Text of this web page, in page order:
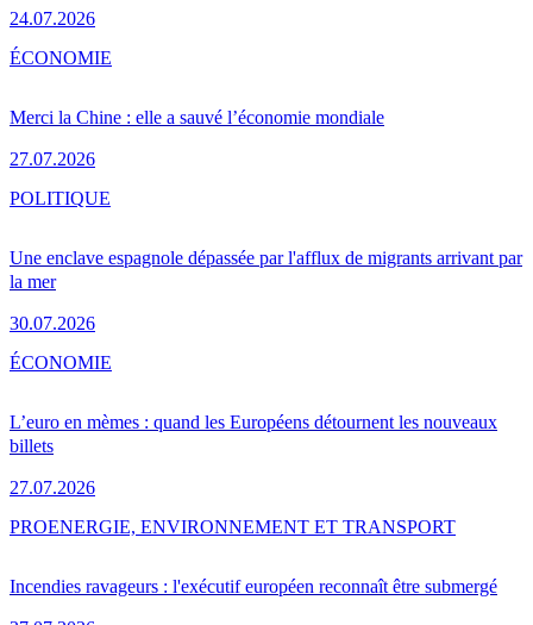
24.07.2026
Merci la Chine : elle a sauvé l’économie mondiale
27.07.2026
ÉCONOMIE
Une enclave espagnole dépassée par l'afflux de migrants arrivant par
la mer
30.07.2026
POLITIQUE
L’euro en mèmes : quand les Européens détournent les nouveaux
billets
27.07.2026
ÉCONOMIE
Incendies ravageurs : l'exécutif européen reconnaît être submergé
PROENERGIE, ENVIRONNEMENT ET TRANSPORT